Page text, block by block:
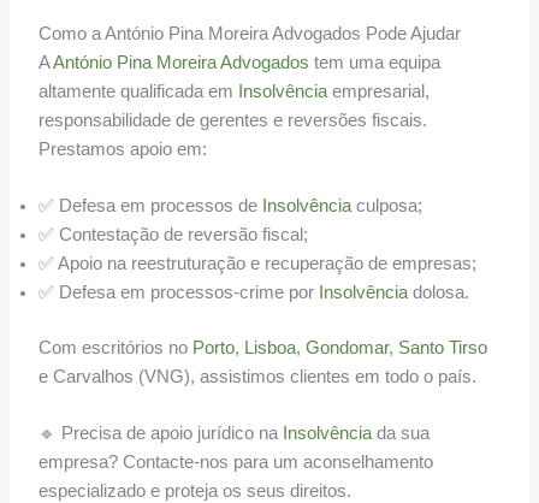
Como a António Pina Moreira Advogados Pode Ajudar
AAntónio Pina Moreira Advogados tem uma equipa
altamente qualificada em
Insolvênciaempresarial,
responsabilidade de gerentes e reversões fiscais.
Prestamos apoio em:
✅ Defesa em processos de Insolvênciaculposa;
✅ Contestação de reversão fiscal;
✅ Apoio na reestruturação e recuperação de empresas;
✅ Defesa em processos-crime por Insolvênciadolosa.
Com escritórios no Porto, Lisboa, Gondomar, Santo Tirso
e Carvalhos (VNG), assistimos clientes em todo o país.
🔹 Precisa de apoio jurídico na Insolvênciada sua
empresa? Contacte-nos para um aconselhamento
especializado e proteja os seus direitos.